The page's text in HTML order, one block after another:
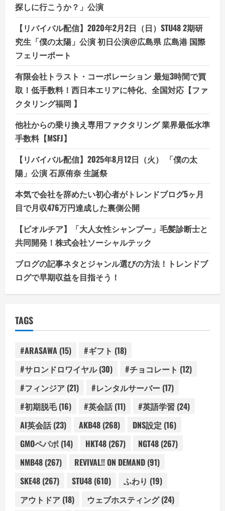
探しに行こうか？」公演
【リバイバル配信】2020年2月2日（日）STU48 2期研
究生「僕の太陽」公演 初日公演@広島県 広島港 国際
フェリーポート
有限会社トラスト・コーポレーション 最短3時間で買
取！低手数料！西日本エリアに特化、全国対応【ファ
クタリング福岡 】
他社からの乗り換え専用ファクタリング 業界最低水準
手数料【MSFJ】
【リバイバル配信】2025年8月12日（火） 「僕の太
陽」公演 石原侑奈 生誕祭
本気で会社を辞めたい初心者がトレンドブログ5ヶ月
目で月収476万円達成した裏側公開
【ビオルチア】「大人女性シャンプー」毛髪診断士と
共同開発！株式会社ソーシャルテック
ブログの記事ネタとジャンル選びの方法！トレンドブ
ログで早期収益を目指そう！
TAGS
#ARASAWA (15) #ギフト (18)
#サロンドロワイヤル(30) #チョコレート (12)
#フィンジア (21) #レンタルサーバー (17)
#初期脱毛(16) #英会話(11) #英語学習 (24)
AI英会話(23) AKB48 (268) DNS設定 (16)
GMOペパボ (14) HKT48 (267) NGT48 (267)
NMB48 (267) REVIVAL!! ON DEMAND (91)
SKE48 (267) STU48 (610) ふわり (19)
アウトドア (18) ウェブホスティング(24)